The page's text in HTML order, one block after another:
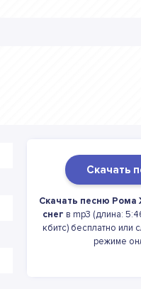
Скачать
Скачать песню Рома
снег в mp3 (длина:
кбитс) бесплатно или
режиме